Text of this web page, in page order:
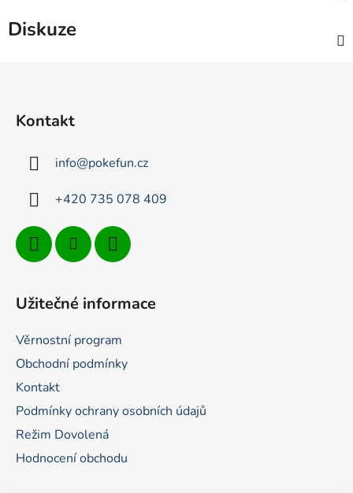
Diskuze
Kontakt
info@pokefun.cz
+420 735 078 409
Užitečné informace
Věrnostní program
Obchodní podmínky
Kontakt
Podmínky ochrany osobních údajů
Režim Dovolená
Hodnocení obchodu